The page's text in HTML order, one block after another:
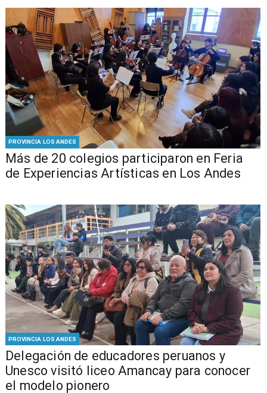
PROVINCIA LOS ANDES
Más de 20 colegios participaron en Feria
de Experiencias Artísticas en Los Andes
PROVINCIA LOS ANDES
Delegación de educadores peruanos y
Unesco visitó liceo Amancay para conocer
el modelo pionero